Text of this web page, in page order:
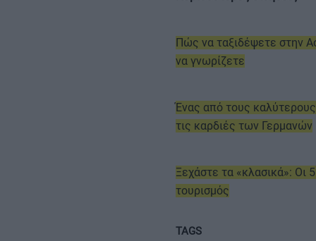
Πώς να ταξιδέψετε στην
να γνωρίζετε
Ένας από τους
τις καρδιές των Γερμανών
Ξεχάστε τα «κλασικά»: Οι
τουρισμός
TAGS